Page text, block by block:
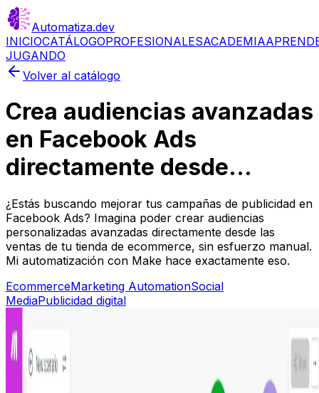
Automatiza.dev
INICIOCATÁLOGOPROFESIONALESACADEMIA
JUGANDO
Volver al catálogo
Crea audiencias avanzadas
en Facebook Ads
directamente desde...
¿Estás buscando mejorar tus campañas de publicidad en
Facebook Ads? Imagina poder crear audiencias
personalizadas avanzadas directamente desde las
ventas de tu tienda de ecommerce, sin esfuerzo manual.
Mi automatización con Make hace exactamente eso.
EcommerceMarketing AutomationSocial
MediaPublicidad digital
Más información
Paso 1Regístrate en Make.com